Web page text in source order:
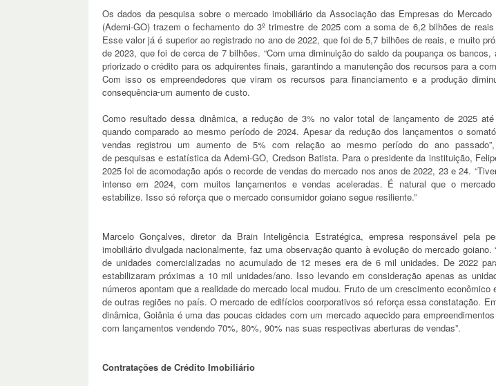
Os dados da pesquisa sobre o mercado imobiliário da Associação das Empresas do Mercado
(Ademi-GO) trazem o fechamento do 3º trimestre de 2025 com a soma de 6,2 bilhões de
Esse valor já é superior ao registrado no ano de 2022, que foi de 5,7 bilhões de reais, e muito
de 2023, que foi de cerca de 7 bilhões. “Com uma diminuição do saldo da poupança os bancos,
priorizado o crédito para os adquirentes finais, garantindo a manutenção dos recursos para a
Com isso os empreendedores que viram os recursos para financiamento e a produção
consequência um aumento de custo.
Como resultado dessa dinâmica, a redução de 3% no valor total de lançamento de 2025
quando comparado ao mesmo período de 2024. Apesar da redução dos lançamentos o
vendas registrou um aumento de 5% com relação ao mesmo período do ano
de pesquisas e estatística da Ademi-GO, Credson Batista. Para o presidente da instituição,
2025 foi de acomodação após o recorde de vendas do mercado nos anos de 2022, 23 e 24.
intenso em 2024, com muitos lançamentos e vendas aceleradas. É natural que o
estabilize. Isso só reforça que o mercado consumidor goiano segue resiliente.”
Marcelo Gonçalves, diretor da Brain Inteligência Estratégica, empresa responsável pela
imobiliário divulgada nacionalmente, faz uma observação quanto à evolução do mercado goiano.
de unidades comercializadas no acumulado de 12 meses era de 6 mil unidades. De 2022
estabilizaram próximas a 10 mil unidades/ano. Isso levando em consideração apenas as
números apontam que a realidade do mercado local mudou. Fruto de um crescimento econômico
de outras regiões no país. O mercado de edifícios coorporativos só reforça essa constatação.
dinâmica, Goiânia é uma das poucas cidades com um mercado aquecido para
com lançamentos vendendo 70%, 80%, 90% nas suas respectivas aberturas de vendas”.
Contratações de Crédito Imobiliário